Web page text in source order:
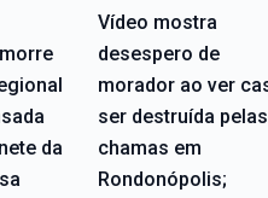
da
Vídeo mostra
desespero de
morador ao ver
ser destruída pelas
chamas em
Rondonópolis;